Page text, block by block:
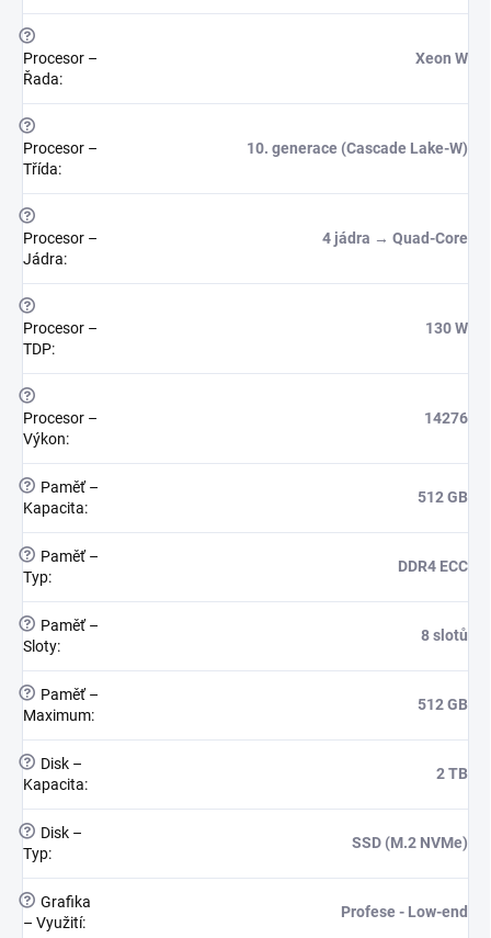
?
Procesor –
Řada:
Xeon W
?
Procesor –
Třída:
10. generace (Cascade Lake-W)
?
Procesor –
Jádra:
4 jádra → Quad-Core
?
Procesor –
TDP:
130 W
?
Procesor –
Výkon:
14276
?
Paměť –
Kapacita:
512 GB
?
Paměť –
Typ:
DDR4 ECC
?
Paměť –
Sloty:
8 slotů
?
Paměť –
Maximum:
512 GB
?
Disk –
Kapacita:
2 TB
?
Disk –
Typ:
SSD (M.2 NVMe)
? Grafika
– Využití:
Profese - Low-end